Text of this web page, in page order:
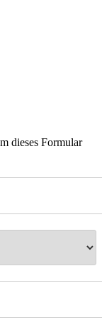
dieses Formular